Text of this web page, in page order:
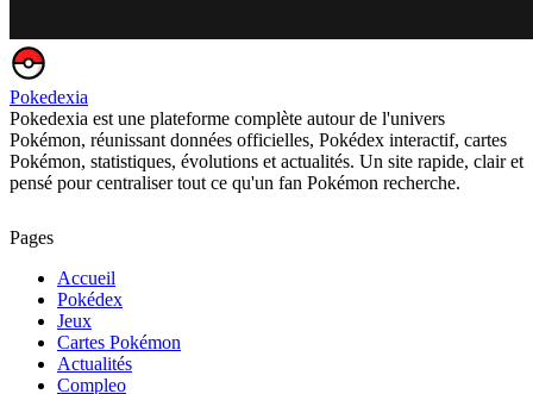
Pokedexia
Pokedexia est une plateforme complète autour de l'univers
Pokémon, réunissant données officielles, Pokédex interactif, cartes
Pokémon, statistiques, évolutions et actualités. Un site rapide, clair et
pensé pour centraliser tout ce qu'un fan Pokémon recherche.
Pages
Accueil
Pokédex
Jeux
Cartes Pokémon
Actualités
Compleo